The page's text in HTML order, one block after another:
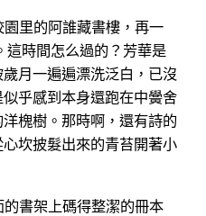
里的阿誰藏書樓，再一
時間怎么過的？芳華是
月一遍遍漂洗泛白，已沒
乎感到本身還跑在中黌舍
槐樹。那時啊，還有詩的
坎披髮出來的青苔開著小
書架上碼得整潔的冊本